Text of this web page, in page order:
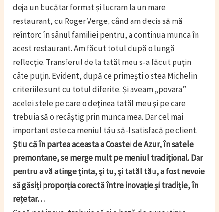
deja un bucătar format și lucram la un mare
restaurant, cu Roger Verge, când am decis să mă
reîntorc în sânul familiei pentru, a continua munca în
acest restaurant. Am făcut totul după o lungă
reflecție. Transferul de la tatăl meu s-a făcut puțin
câte puțin. Evident, după ce primești o stea Michelin
criteriile sunt cu totul diferite. Și aveam „povara”
acelei stele pe care o deținea tatăl meu și pe care
trebuia să o recâștig prin munca mea. Dar cel mai
important este ca meniul tău să-l satisfacă pe client.
Știu că în partea aceasta a Coastei de Azur, în satele
premontane, se merge mult pe meniul tradițional. Dar
pentru a vă atinge ținta, și tu, și tatăl tău, a fost nevoie
să găsiți proporția corectă între inovație și tradiție, în
rețetar…